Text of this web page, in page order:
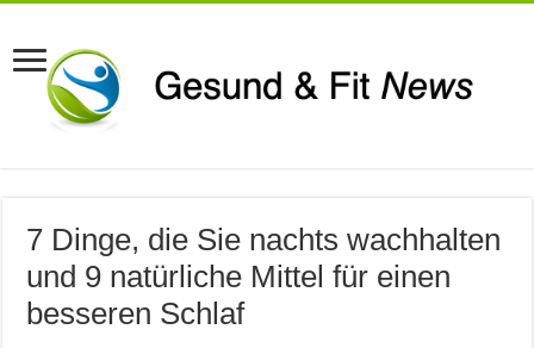
7 Dinge, die Sie nachts wachhalten
und 9 natürliche Mittel für einen
besseren Schlaf